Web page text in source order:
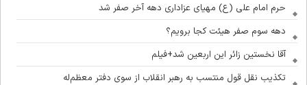
حرم امام علی (ع) مهیای عزاداری دهه آخر صفر شد
دهه سوم صفر هیئت کجا برویم؟
آقا نخستین زائر این اربعین شد+فیلم
تکذیب نقل قول منتسب به رهبر انقلاب از سوی دفتر معظم‌له